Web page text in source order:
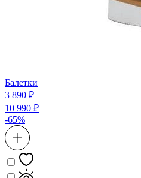
Балетки
3 890 ₽
10 990 ₽
-65%